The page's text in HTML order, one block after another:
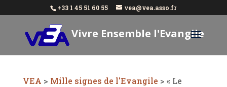
+33 1 45 51 60 55 vea@vea.asso.fr
Vivre Ensemble l'Evangile
VEA > Mille signes de l'Evangile > « Le